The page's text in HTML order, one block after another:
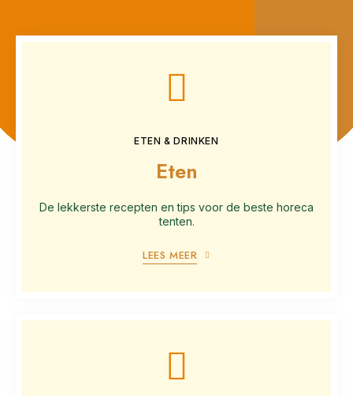
ETEN & DRINKEN
Eten
De lekkerste recepten en tips voor de beste horeca
tenten.
LEES MEER